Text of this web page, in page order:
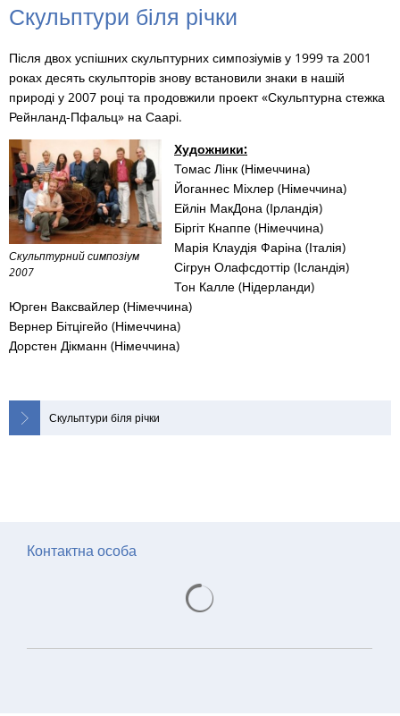
Скульптури біля річки
Після двох успішних скульптурних симпозіумів у 1999 та 2001
роках десять скульпторів знову встановили знаки в нашій
природі у 2007 році та продовжили проект «Скульптурна стежка
Рейнланд-Пфальц» на Саарі.
Скульптурний симпозіум
2007
Художники:
Томас Лінк (Німеччина)
Йоганнес Міхлер (Німеччина)
Ейлін МакДона (Ірландія)
Біргіт Кнаппе (Німеччина)
Марія Клаудія Фаріна (Італія)
Сігрун Олафсдоттір (Ісландія)
Тон Калле (Нідерланди)
Юрген Ваксвайлер (Німеччина)
Вернер Бітцігейо (Німеччина)
Дорстен Дікманн (Німеччина)
Скульптури біля річки
Контактна особа